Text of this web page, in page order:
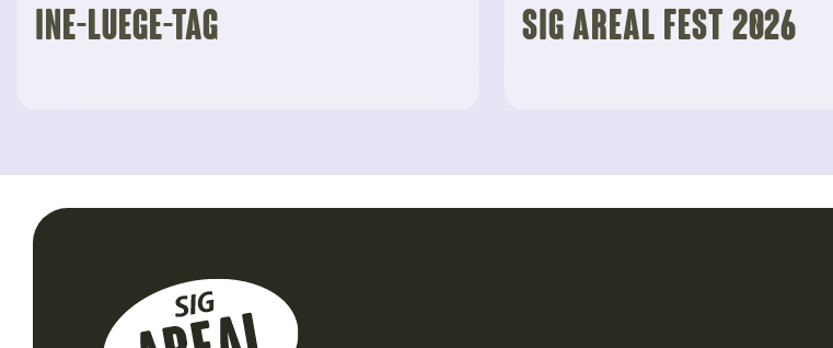
Ine-Luege-Tag SIG AREAL FEST 2026